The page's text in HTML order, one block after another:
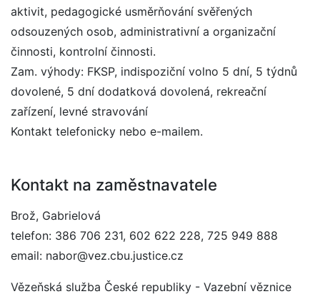
aktivit, pedagogické usměrňování svěřených
odsouzených osob, administrativní a organizační
činnosti, kontrolní činnosti.
Zam. výhody: FKSP, indispoziční volno 5 dní, 5 týdnů
dovolené, 5 dní dodatková dovolená, rekreační
zařízení, levné stravování
Kontakt telefonicky nebo e-mailem.
Kontakt na zaměstnavatele
Brož, Gabrielová
telefon: 386 706 231, 602 622 228, 725 949 888
email: nabor@vez.cbu.justice.cz
Vězeňská služba České republiky - Vazební věznice